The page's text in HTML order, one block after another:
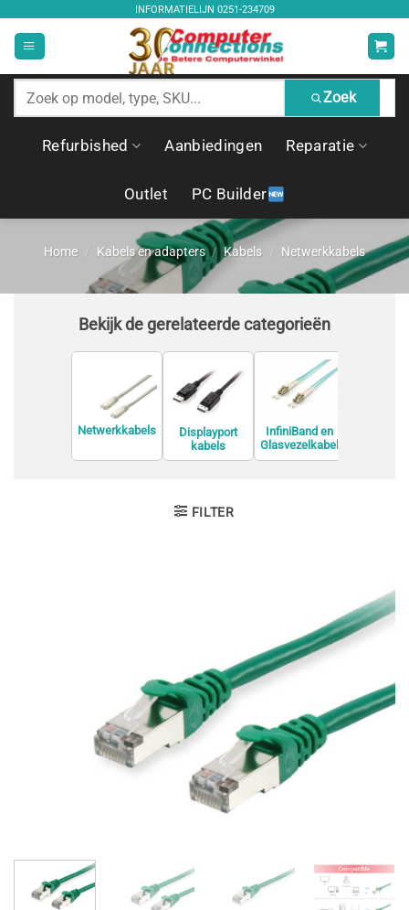
inhoud
INFORMATIELIJN 0251-234709
Zoek
producten
Zoek
Refurbished Aanbiedingen Reparatie
Outlet PC Builder
Home / Kabels en adapters / Kabels / Netwerkkabels
Bekijk de gerelateerde categorieën
Netwerkkabels
Displayport
kabels
InfiniBand en
Glasvezelkabel
s
FILTER